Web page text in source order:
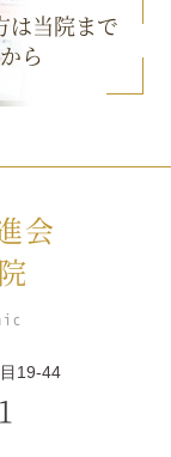
は当院まで
ら
会
19-44